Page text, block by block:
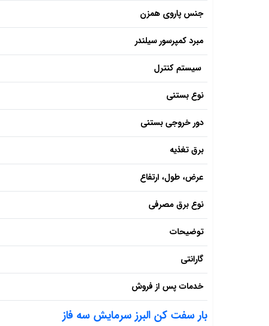
جنس پاروی همزن
مبرد کمپرسور سیلندر
سیستم کنترل
نوع بستنی
دور خروجی بستنی
برق تغذیه
عرض، طول، ارتفاع
نوع برق مصرفی
توضیحات
گارانتی
خدمات پس از فروش
بار سفت کن البرز سرمایش سه فاز